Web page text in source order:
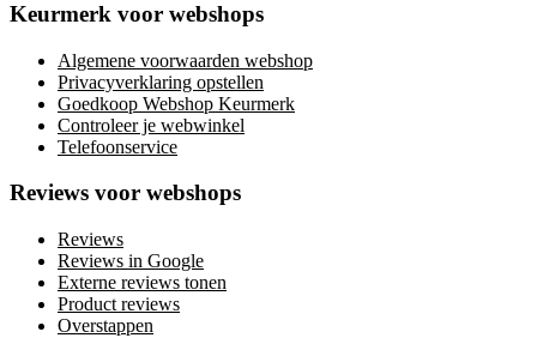
Keurmerk voor webshops
Algemene voorwaarden webshop
Privacyverklaring opstellen
Goedkoop Webshop Keurmerk
Controleer je webwinkel
Telefoonservice
Reviews voor webshops
Reviews
Reviews in Google
Externe reviews tonen
Product reviews
Overstappen